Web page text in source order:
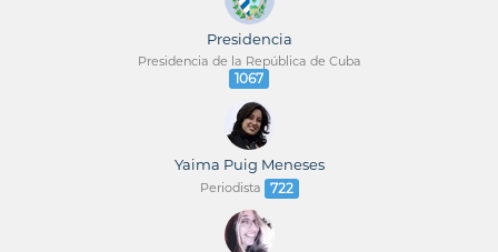
Presidencia
Presidencia de la República de Cuba
1067
Yaima Puig Meneses
Periodista 722